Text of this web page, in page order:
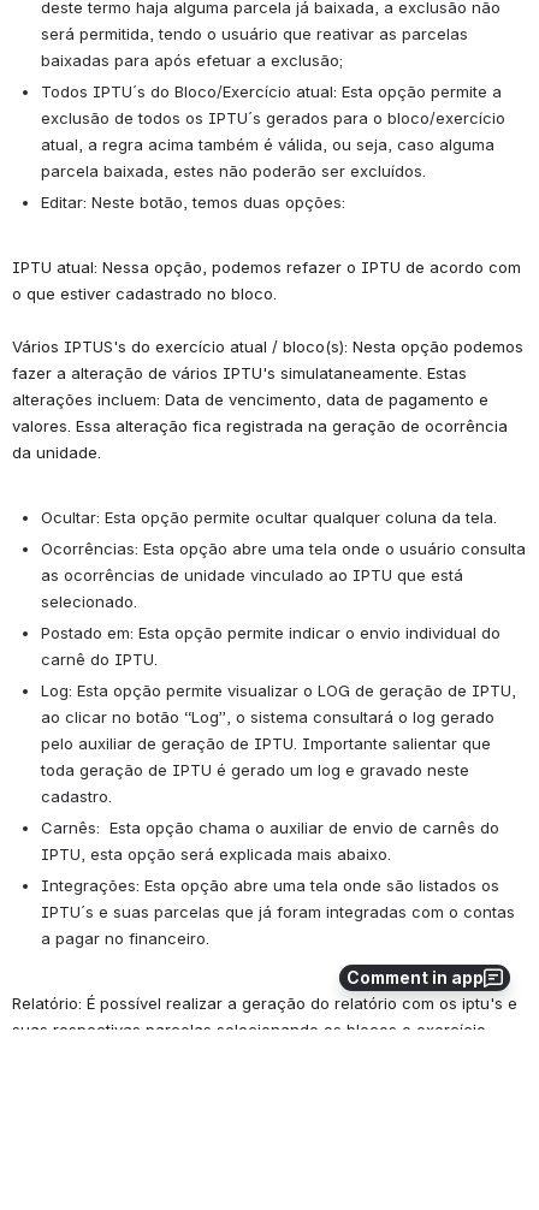
Comment in app
deste termo haja alguma parcela já baixada, a exclusão não
será permitida, tendo o usuário que reativar as parcelas
baixadas para após efetuar a exclusão;
Todos IPTU´s do Bloco/Exercício atual: Esta opção permite a
exclusão de todos os IPTU´s gerados para o bloco/exercício
atual, a regra acima também é válida, ou seja, caso alguma
parcela baixada, estes não poderão ser excluídos.
Editar: Neste botão, temos duas opções:
IPTU atual: Nessa opção, podemos refazer o IPTU de acordo com
o que estiver cadastrado no bloco.
Vários IPTUS's do exercício atual / bloco(s): Nesta opção podemos
fazer a alteração de vários IPTU's simulataneamente. Estas
alterações incluem: Data de vencimento, data de pagamento e
valores. Essa alteração fica registrada na geração de ocorrência
da unidade.
Ocultar: Esta opção permite ocultar qualquer coluna da tela.
Ocorrências: Esta opção abre uma tela onde o usuário consulta
as ocorrências de unidade vinculado ao IPTU que está
selecionado.
Postado em: Esta opção permite indicar o envio individual do
carnê do IPTU.
Log: Esta opção permite visualizar o LOG de geração de IPTU,
ao clicar no botão “Log”, o sistema consultará o log gerado
pelo auxiliar de geração de IPTU. Importante salientar que
toda geração de IPTU é gerado um log e gravado neste
cadastro.
Carnês: Esta opção chama o auxiliar de envio de carnês do
IPTU, esta opção será explicada mais abaixo.
Integrações: Esta opção abre uma tela onde são listados os
IPTU´s e suas parcelas que já foram integradas com o contas
a pagar no financeiro.
Relatório: É possível realizar a geração do relatório com os iptu's e
suas respectivas parcelas selecionando os blocos e exercício